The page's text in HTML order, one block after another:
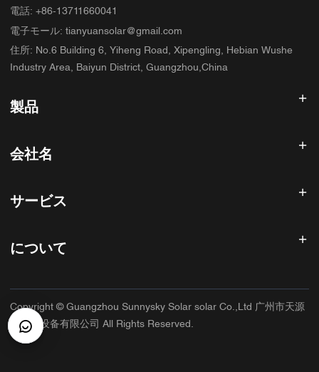
電話: +86-13711660041
電子モール: tianyuansolar@gmail.com
住所: No.6 Building 6, Yiheng Road, Xipengling, Hebian Wushe
Industry Area, Baiyun District, Guangzhou,China
製品
ソーラーパネル
太陽光発電システム
ソーラー充電コントローラー
会社名
製品
私たちについて
サービス
返金ポリシー
利用規約
配送と配達
について
主な用途
Copyright © Guangzhou Sunnysky Solar solar Co.,Ltd 广州市天源
太阳能设备有限公司 All Rights Reserved.